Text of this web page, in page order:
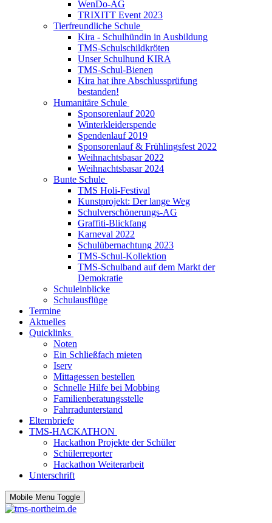
WenDo-AG
TRIXITT Event 2023
Tierfreundliche Schule
Kira - Schulhündin in Ausbildung
TMS-Schulschildkröten
Unser Schulhund KIRA
TMS-Schul-Bienen
Kira hat ihre Abschlussprüfung
bestanden!
Humanitäre Schule
Sponsorenlauf 2020
Winterkleiderspende
Spendenlauf 2019
Sponsorenlauf & Frühlingsfest 2022
Weihnachtsbasar 2022
Weihnachtsbasar 2024
Bunte Schule
TMS Holi-Festival
Kunstprojekt: Der lange Weg
Schulverschönerungs-AG
Graffiti-Blickfang
Karneval 2022
Schulübernachtung 2023
TMS-Schul-Kollektion
TMS-Schulband auf dem Markt der
Demokratie
Schuleinblicke
Schulausflüge
Termine
Aktuelles
Quicklinks
Noten
Ein Schließfach mieten
Iserv
Mittagessen bestellen
Schnelle Hilfe bei Mobbing
Familienberatungsstelle
Fahrradunterstand
Elternbriefe
TMS-HACKATHON
Hackathon Projekte der Schüler
Schülerreporter
Hackathon Weiterarbeit
Unterschrift
Mobile Menu Toggle